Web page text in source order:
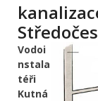
Vodoi
nstala
téři
Kutná